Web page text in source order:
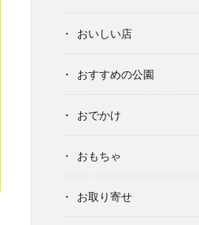
おいしい店
おすすめの公園
おでかけ
おもちゃ
お取り寄せ